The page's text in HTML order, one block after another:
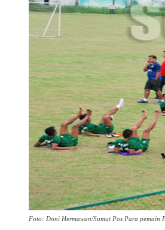
Foto: Doni Hermawan/Sumut Pos Para